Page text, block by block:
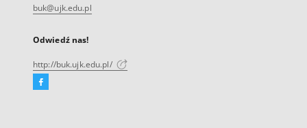
buk@ujk.edu.pl
Odwiedź nas!
http://buk.ujk.edu.pl/
Facebook